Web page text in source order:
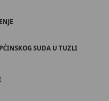
SUDA U TUZLI